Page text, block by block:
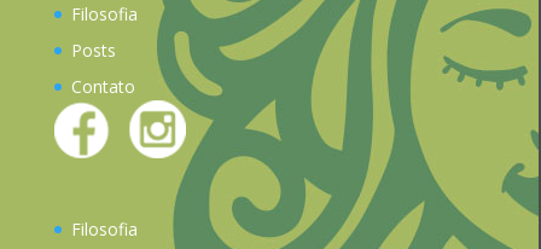
Filosofia
Posts
Contato
Filosofia